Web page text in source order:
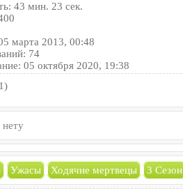
43 мин. 23 сек.
марта 2013, 00:48
74
05 октября 2020, 19:38
Ужасы Ходячие мертвецы 3 Сезон